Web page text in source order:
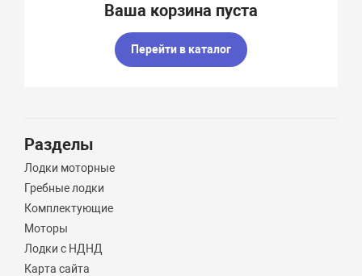
Ваша корзина пуста
Перейти в каталог
Разделы
Лодки моторные
Гребные лодки
Комплектующие
Моторы
Лодки с НДНД
Карта сайта